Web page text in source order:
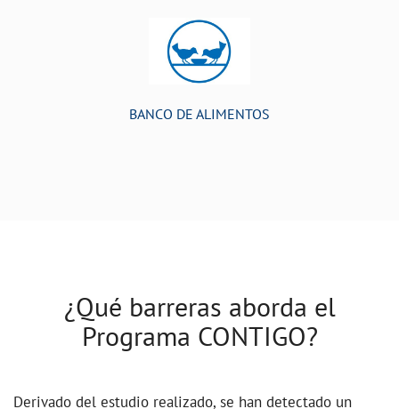
BANCO DE ALIMENTOS
¿Qué barreras aborda el
Programa CONTIGO?
Derivado del estudio realizado, se han detectado un